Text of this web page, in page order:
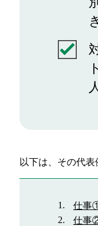
以下は、その代表
仕事
仕事